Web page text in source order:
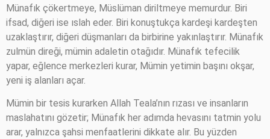
Münafık çökertmeye, Müslüman diriltmeye memurdur. Biri
ifsad, diğeri ise ıslah eder. Biri konuştukça kardeşi kardeşten
uzaklaştırır, diğeri düşmanları da birbirine yakınlaştırır. Münafık
zulmün direği, mümin adaletin otağıdır. Münafık tefecilik
yapar, eğlence merkezleri kurar, Mümin yetimin başını okşar,
yeni iş alanları açar.
Mümin bir tesis kurarken Allah Teala’nın rızası ve insanların
maslahatını gözetir; Münafık her adımda hevasını tatmin yolu
arar, yalnızca şahsi menfaatlerini dikkate alır. Bu yüzden